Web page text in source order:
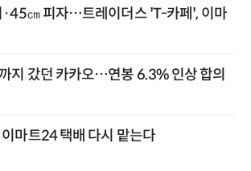
㎝ 피자…트레이더스 'T-카페', 이마
지 갔던 카카오…연봉 6.3% 인상 합의
마트24 택배 다시 맡는다